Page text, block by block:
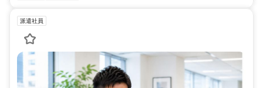
派遣社員